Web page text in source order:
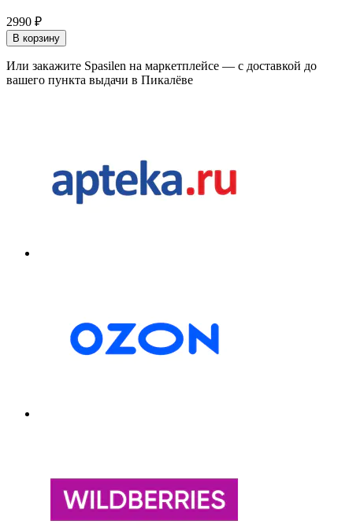
2990 ₽
В корзину
Или закажите Spasilen на маркетплейсе — с доставкой до
вашего пункта выдачи в Пикалёве